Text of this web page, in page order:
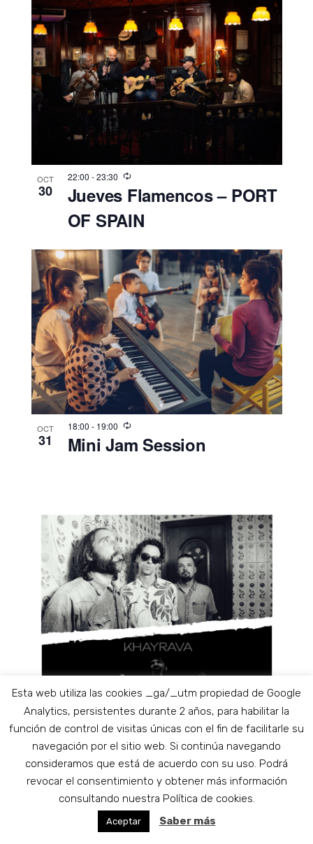
OCT
30
22:00 -23:30
Jueves Flamencos – PORT
OF SPAIN
OCT
31
18:00 - 19:00
Mini Jam Session
21:00-23:30
ERIAL + KHAYRAVA en
Esta web utiliza las cookies _ga/_utm propiedad de Google
Analytics, persistentes durante 2 años, para habilitar la
función de control de visitas únicas con el fin de facilitarle su
navegación por el sitio web. Si continúa navegando
consideramos que está de acuerdo con su uso. Podrá
revocar el consentimiento y obtener más información
consultando nuestra Política de cookies.
Aceptar Saber más